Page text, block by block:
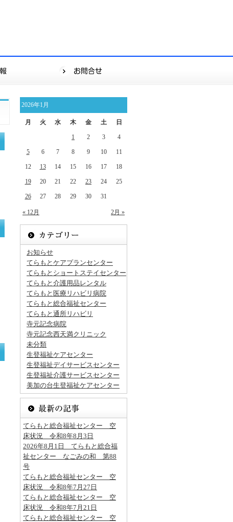
2026年1月
月 火 水 木 金 土 日
« 12月 2月 »
1 2 3 4
5 6 7 8 9 10 11
12 13 14 15 16 17 18
19 20 21 22 23 24 25
26 27 28 29 30 31
お知らせ
てらもとケアプランセンター
てらもとショートステイセンター
てらもと介護用品レンタル
てらもと医療リハビリ病院
てらもと総合福祉センター
てらもと通所リハビリ
寺元記念病院
寺元記念西天満クリニック
未分類
生登福祉ケアセンター
生登福祉デイサービスセンター
生登福祉介護サービスセンター
美加の台生登福祉ケアセンター
てらもと総合福祉センター 空
床状況 令和8年8月3日
2026年8月1日 てらもと総合福
祉センター なごみの和 第88
号
てらもと総合福祉センター 空
床状況 令和8年7月27日
てらもと総合福祉センター 空
床状況 令和8年7月21日
てらもと総合福祉センター 空